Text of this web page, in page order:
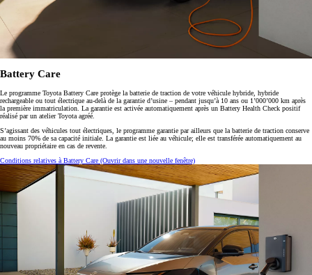
Battery Care
Le programme Toyota Battery Care protège la batterie de traction de votre véhicule hybride, hybride
rechargeable ou tout électrique au-delà de la garantie d’usine – pendant jusqu’à 10 ans ou 1’000’000 km après
la première immatriculation. La garantie est activée automatiquement après un Battery Health Check positif
réalisé par un atelier Toyota agréé.
S’agissant des véhicules tout électriques, le programme garantie par ailleurs que la batterie de traction conserve
au moins 70% de sa capacité initiale. La garantie est liée au véhicule; elle est transférée automatiquement au
nouveau propriétaire en cas de revente.
Conditions relatives à Battery Care (Ouvrir dans une nouvelle fenêtre)